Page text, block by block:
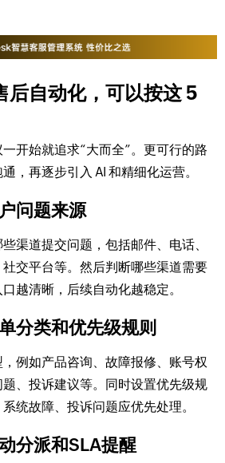
后自动化，可以按这 5
开始就追求“大而全”。更可行的路
，再逐步引入 AI 和精细化运营。
问题来源
渠道提交问题，包括邮件、电话、
交平台等。然后判断哪些渠道需要
越清晰，后续自动化越稳定。
分类和优先级规则
例如产品咨询、故障报修、账号权
、投诉建议等。同时设置优先级规
统故障、投诉问题应优先处理。
分派和SLA提醒